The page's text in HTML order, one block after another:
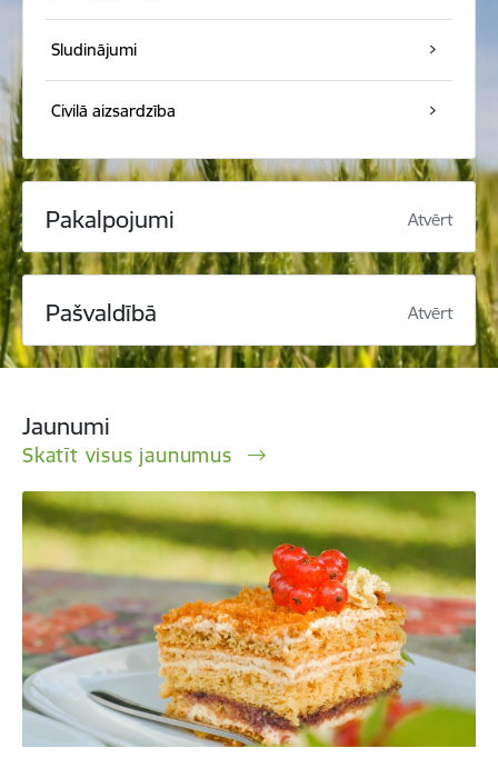
Sludinājumi
Civilā aizsardzība
Pakalpojumi Atvērt
Pašvaldībā Atvērt
Jaunumi
Skatīt visus jaunumus